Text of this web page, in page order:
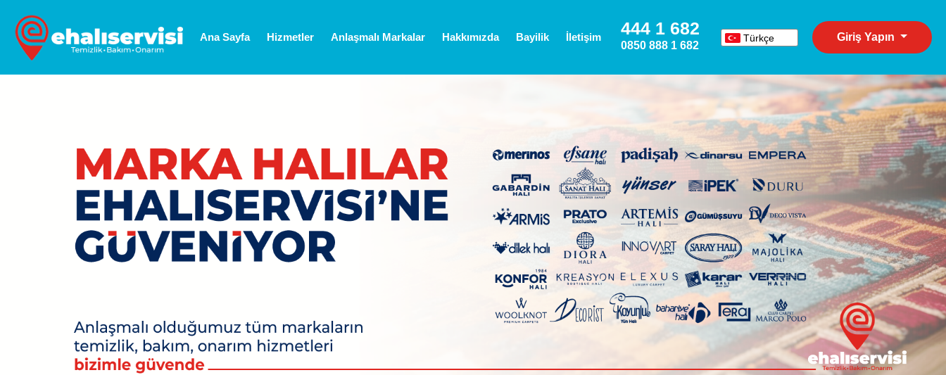
Ana Sayfa Hizmetler Anlaşmalı Markalar Hakkımızda Bayilik İletişim 444 1 682
0850 888 1 682
Türkçe
Español
Deutsch
Русский
عربي
Giriş Yapın